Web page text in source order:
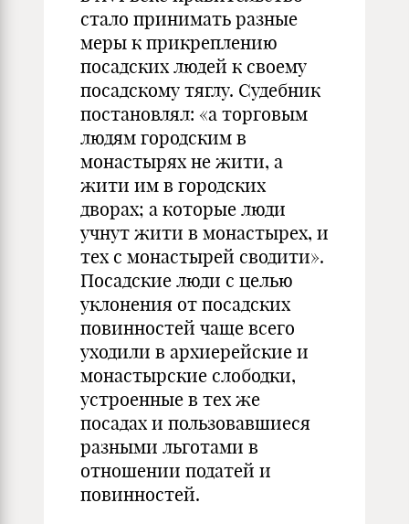
стало принимать разные
меры к прикреплению
посадских людей к своему
посадскому тяглу. Судебник
постановлял: «а торговым
людям городским в
монастырях не жити, а
жити им в городских
дворах; а которые люди
учнут жити в монастырех, и
тех с монастырей сводити».
Посадские люди с целью
уклонения от посадских
повинностей чаще всего
уходили в архиерейские и
монастырские слободки,
устроенные в тех же
посадах и пользовавшиеся
разными льготами в
отношении податей и
повинностей.